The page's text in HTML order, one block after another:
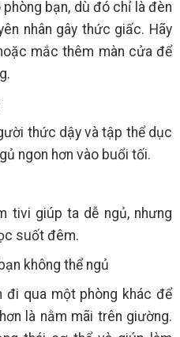
bạn, dù đó chỉ là đèn
nhân gây thức giấc. Hãy
mắc thêm màn cửa để
thức dậy và tập thể dục
ngon hơn vào buổi tối.
tivi giúp ta dễ ngủ, nhưng
suốt đêm.
không thể ngủ
đi qua một phòng khác để
là nằm mãi trên giường.